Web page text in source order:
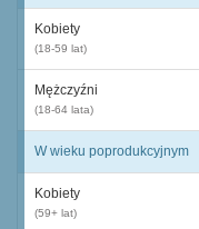
Kobiety
(18-59 lat)
Mężczyźni
(18-64 lata)
W wieku poprodukcyjnym
Kobiety
(59+ lat)